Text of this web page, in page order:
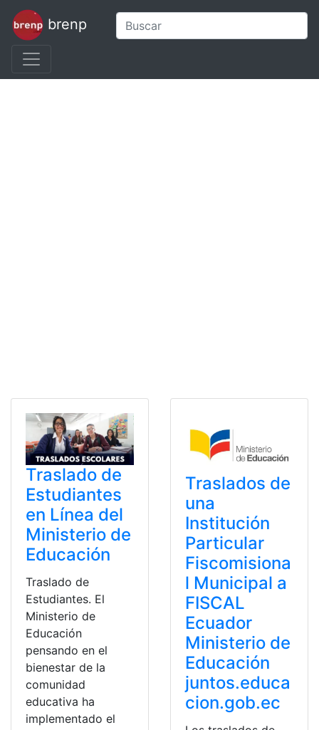
brenp
Traslado de
Estudiantes
en Línea del
Ministerio de
Educación
Traslado de
Estudiantes. El
Ministerio de
Educación
pensando en el
bienestar de la
comunidad
educativa ha
implementado el
Traslados de
una
Institución
Particular
Fiscomisiona
l Municipal a
FISCAL
Ecuador
Ministerio de
Educación
juntos.educa
cion.gob.ec